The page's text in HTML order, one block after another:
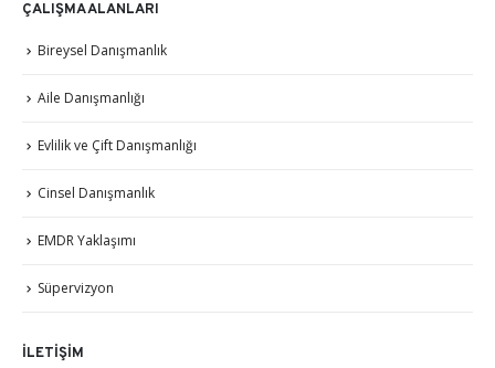
ÇALIŞMA ALANLARI
Bireysel Danışmanlık
Aile Danışmanlığı
Evlilik ve Çift Danışmanlığı
Cinsel Danışmanlık
EMDR Yaklaşımı
Süpervizyon
İLETIŞIM